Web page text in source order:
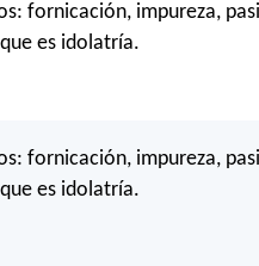
fornicación, impureza,
es idolatría.
fornicación, impureza,
es idolatría.